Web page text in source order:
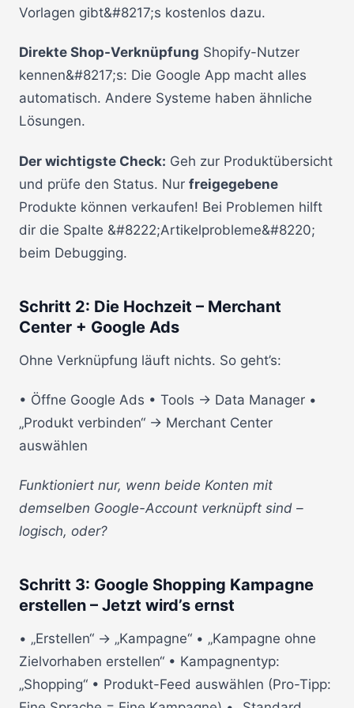
Vorlagen gibt&#8217;s kostenlos dazu.
Direkte Shop-Verknüpfung Shopify-Nutzer
kennen&#8217;s: Die Google App macht alles
automatisch. Andere Systeme haben ähnliche
Lösungen.
Der wichtigste Check: Geh zur Produktübersicht
und prüfe den Status. Nur freigegebene
Produkte können verkaufen! Bei Problemen hilft
dir die Spalte &#8222;Artikelprobleme&#8220;
beim Debugging.
Schritt 2: Die Hochzeit – Merchant
Center + Google Ads
Ohne Verknüpfung läuft nichts. So geht’s:
• Öffne Google Ads • Tools → Data Manager •
„Produkt verbinden“ → Merchant Center
auswählen
Funktioniert nur, wenn beide Konten mit
demselben Google-Account verknüpft sind –
logisch, oder?
Schritt 3: Google Shopping Kampagne
erstellen – Jetzt wird’s ernst
• „Erstellen“ → „Kampagne“ • „Kampagne ohne
Zielvorhaben erstellen“ • Kampagnentyp:
„Shopping“ • Produkt-Feed auswählen (Pro-Tipp: